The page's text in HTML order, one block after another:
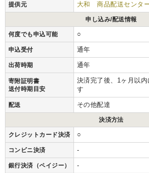
提供元 大和 商品配送センタ
申し込み/配送情報
何度でも申込可能 ○
申込受付 通年
出荷時期 通年
寄附証明書
送付時期目安
決済完了後、1ヶ月以
す
配送 その他配達
決済方法
クレジットカード決済 ○
コンビニ決済 -
銀行決済（ペイジー） -